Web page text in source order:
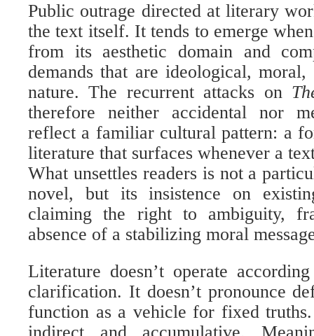
Public outrage directed at literary
the text itself. It tends to emerge
from its aesthetic domain and
demands that are ideological,
nature. The recurrent attacks on
therefore neither accidental nor
reflect a familiar cultural pattern: a
literature that surfaces whenever a
What unsettles readers is not a
novel, but its insistence on
claiming the right to ambiguity,
absence of a stabilizing moral
Literature doesn’t operate
clarification. It doesn’t pronounce
function as a vehicle for fixed